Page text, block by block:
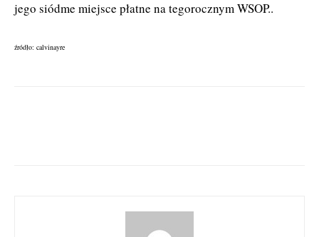
jego siódme miejsce płatne na tegorocznym WSOP..
źródło: calvinayre